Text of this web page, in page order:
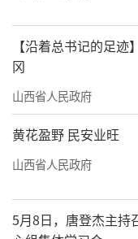
【沿着总书记的足
冈
山西省人民政府
黄花盈野 民安业旺
山西省人民政府
5月8日，唐登杰主持